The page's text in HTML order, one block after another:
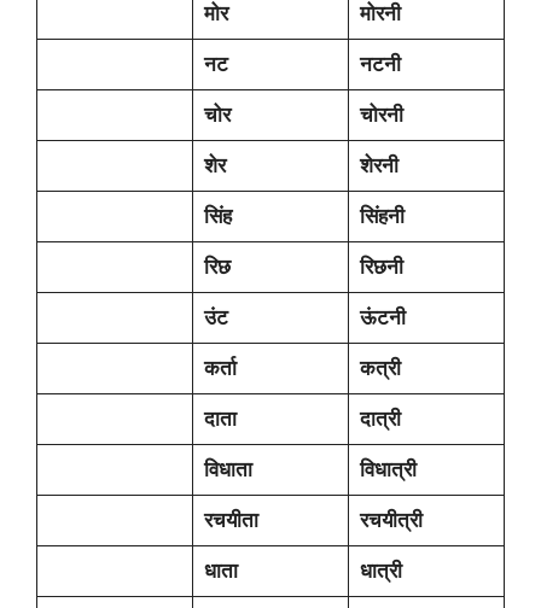
मोर मोरनी
नट नटनी
चोर चोरनी
शेर शेरनी
सिंह सिंहनी
रिछ रिछनी
उंट ऊंटनी
कर्ता कत्री
दाता दात्री
विधाता विधात्री
रचयीता रचयीत्री
धाता धात्री